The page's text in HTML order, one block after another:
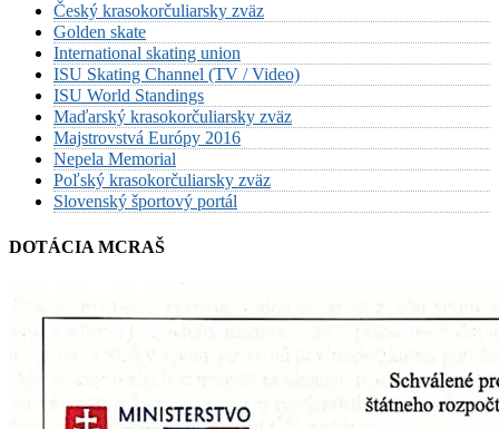
Český krasokorčuliarsky zväz
Golden skate
International skating union
ISU Skating Channel (TV / Video)
ISU World Standings
Maďarský krasokorčuliarsky zväz
Majstrovstvá Európy 2016
Nepela Memorial
Poľský krasokorčuliarsky zväz
Slovenský športový portál
DOTÁCIA MCRAŠ